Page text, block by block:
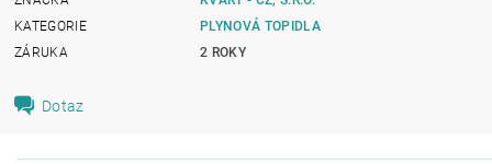
KATEGORIE
PLYNOVÁ TOPIDLA
ZÁRUKA
2 ROKY
Dotaz